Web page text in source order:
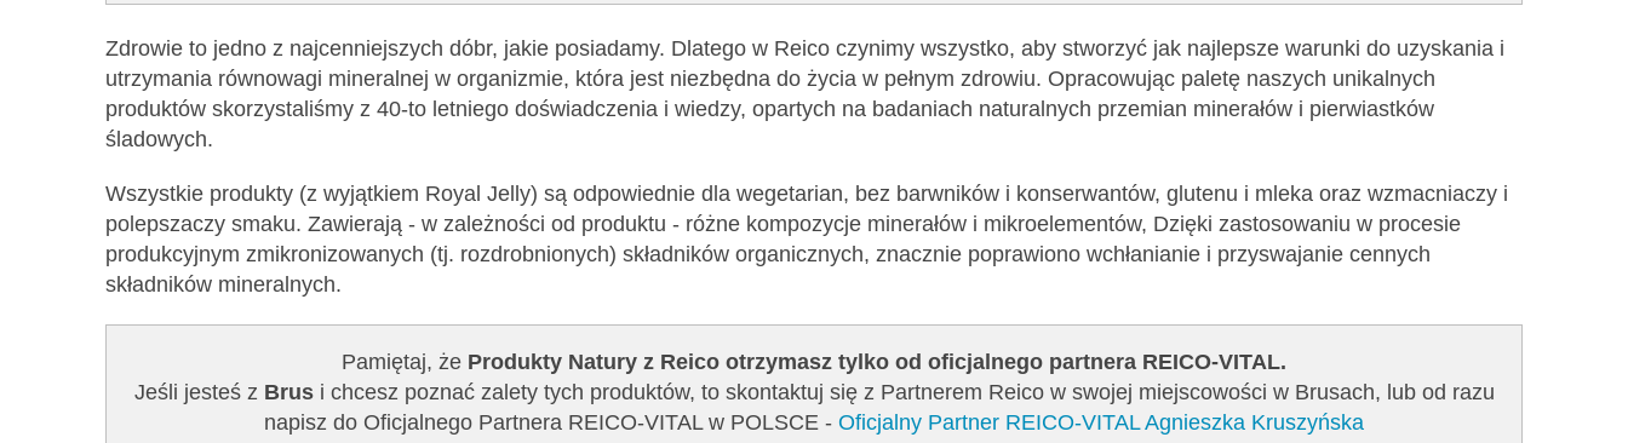
Zdrowie to jedno z najcenniejszych dóbr, jakie posiadamy. Dlatego w Reico czynimy wszystko, aby stworzyć jak najlepsze warunki do uzyskania i
utrzymania równowagi mineralnej w organizmie, która jest niezbędna do życia w pełnym zdrowiu. Opracowując paletę naszych unikalnych
produktów skorzystaliśmy z 40-to letniego doświadczenia i wiedzy, opartych na badaniach naturalnych przemian minerałów i pierwiastków
śladowych.
Wszystkie produkty (z wyjątkiem Royal Jelly) są odpowiednie dla wegetarian, bez barwników i konserwantów, glutenu i mleka oraz wzmacniaczy i
polepszaczy smaku. Zawierają - w zależności od produktu - różne kompozycje minerałów i mikroelementów, Dzięki zastosowaniu w procesie
produkcyjnym zmikronizowanych (tj. rozdrobnionych) składników organicznych, znacznie poprawiono wchłanianie i przyswajanie cennych
składników mineralnych.
Pamiętaj, że Produkty Natury z Reico otrzymasz tylko od oficjalnego partnera REICO-VITAL.
Jeśli jesteś z Brusi chcesz poznać zalety tych produktów, to skontaktuj się z Partnerem Reico w swojej miejscowości w Brusach, lub od razu
napisz do Oficjalnego Partnera REICO-VITAL w POLSCE - Oficjalny Partner REICO-VITAL Agnieszka Kruszyńska